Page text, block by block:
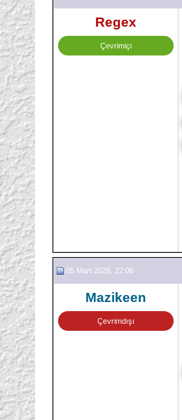
Regex
Çevrimiçi
05 Mart 2026, 22:06
Mazikeen
Çevrimdışı